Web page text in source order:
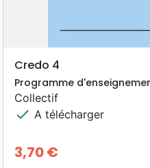
Credo 4
Programme
Collectif
check A télécharger
Prix
3,70 €